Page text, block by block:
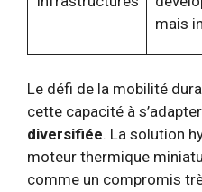
mais
Le défi de la mobilité
cette capacité à
diversifiée. La solution
moteur thermique
comme un compromis